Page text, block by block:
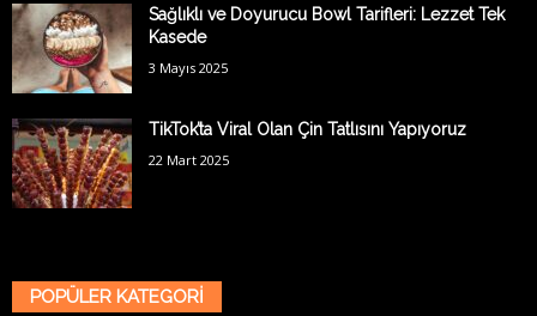
Sağlıklı ve Doyurucu Bowl Tarifleri: Lezzet Tek
Kasede
3 Mayıs 2025
TikTok’ta Viral Olan Çin Tatlısını Yapıyoruz
22 Mart 2025
POPÜLER KATEGORİ